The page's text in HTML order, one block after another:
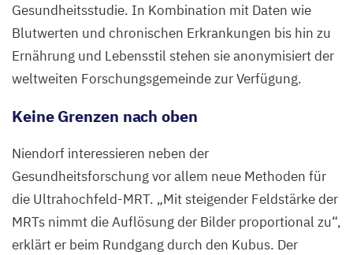
Gesundheitsstudie. In Kombination mit Daten wie
Blutwerten und chronischen Erkrankungen bis hin zu
Ernährung und Lebensstil stehen sie anonymisiert der
weltweiten Forschungsgemeinde zur Verfügung.
Keine Grenzen nach oben
Niendorf interessieren neben der
Gesundheitsforschung vor allem neue Methoden für
die Ultrahochfeld-MRT. „Mit steigender Feldstärke der
MRTs nimmt die Auflösung der Bilder proportional zu“,
erklärt er beim Rundgang durch den Kubus. Der